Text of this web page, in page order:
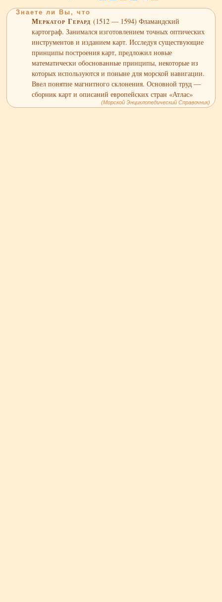
Знаете ли Вы, что
Меркатор Герард(1512 — 1594) Фламандский
картограф. Занимался изготовлением точных оптических
инструментов и изданием карт. Исследуя существующие
принципы построения карт, предложил новые
математически обоснованные принципы, некоторые из
которых используются и поныне для морской навигации.
Ввел понятие магнитного склонения. Основной труд —
сборник карт и описаний европейских стран «Атлас»
(Морской Энциклопедический Справочник)